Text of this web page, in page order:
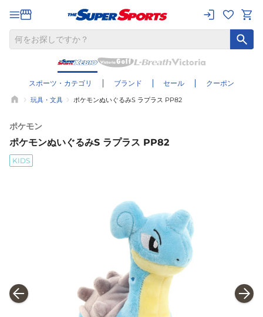
スポーツ・カテゴリ ブランド セール クーポン
玩具・文具 ポケモンぬいぐるみS ラプラス PP82
ポケモン
ポケモンぬいぐるみS ラプラス PP82
KIDS